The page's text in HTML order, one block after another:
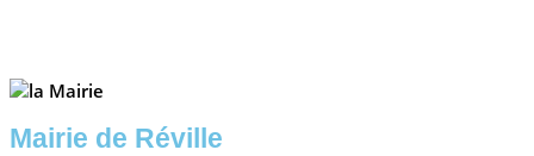
Mairie de Réville